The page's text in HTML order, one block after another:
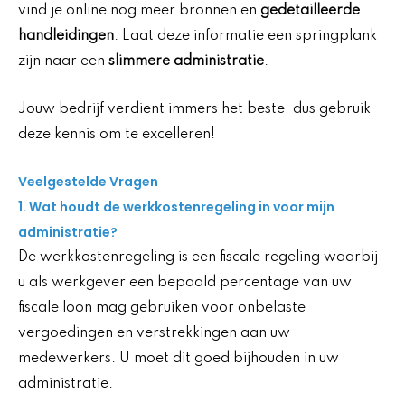
vind je online nog meer bronnen en gedetailleerde
handleidingen. Laat deze informatie een springplank
zijn naar een slimmere administratie.
Jouw bedrijf verdient immers het beste, dus gebruik
deze kennis om te excelleren!
Veelgestelde Vragen
1. Wat houdt de werkkostenregeling in voor mijn
administratie?
De werkkostenregeling is een fiscale regeling waarbij
u als werkgever een bepaald percentage van uw
fiscale loon mag gebruiken voor onbelaste
vergoedingen en verstrekkingen aan uw
medewerkers. U moet dit goed bijhouden in uw
administratie.